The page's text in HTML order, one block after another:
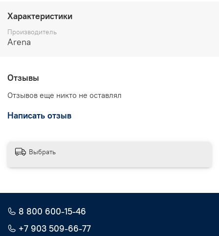
Характеристики
Производитель
Arena
Отзывы
Отзывов еще никто не оставлял
Написать отзыв
Выбрать
8 800 600-15-46
+7 903 509-66-77